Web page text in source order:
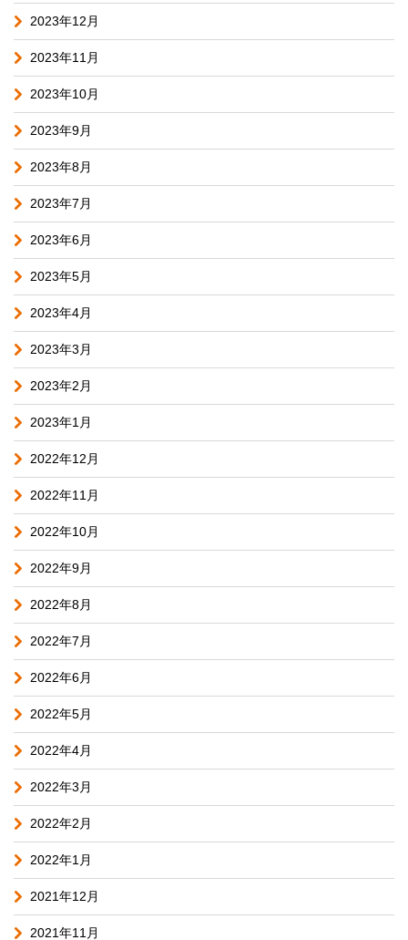
2023年12月
2023年11月
2023年10月
2023年9月
2023年8月
2023年7月
2023年6月
2023年5月
2023年4月
2023年3月
2023年2月
2023年1月
2022年12月
2022年11月
2022年10月
2022年9月
2022年8月
2022年7月
2022年6月
2022年5月
2022年4月
2022年3月
2022年2月
2022年1月
2021年12月
2021年11月